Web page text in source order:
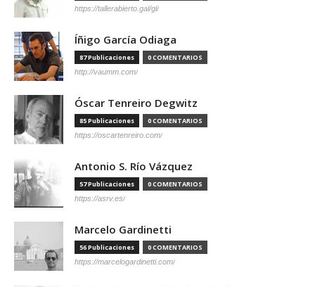
https://tallerabierto.gal/gl/
Íñigo García Odiaga
87 Publicaciones 0 COMENTARIOS
http://vaumm.com/
Óscar Tenreiro Degwitz
85 Publicaciones 0 COMENTARIOS
https://oscartenreiro.com/
Antonio S. Río Vázquez
57 Publicaciones 0 COMENTARIOS
https://asrv.es/
Marcelo Gardinetti
56 Publicaciones 0 COMENTARIOS
https://marcelogardinetti.com/